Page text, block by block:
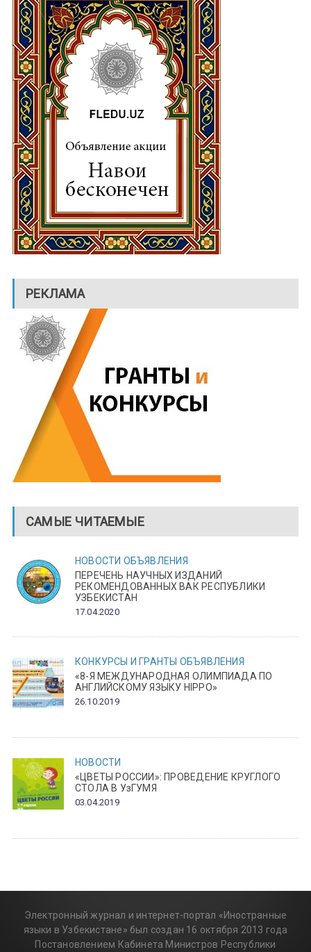
РЕКЛАМА
САМЫЕ ЧИТАЕМЫЕ
НОВОСТИ ОБЪЯВЛЕНИЯ
ПЕРЕЧЕНЬ НАУЧНЫХ ИЗДАНИЙ
РЕКОМЕНДОВАННЫХ ВАК РЕСПУБЛИКИ
УЗБЕКИСТАН
17.04.2020
КОНКУРСЫ И ГРАНТЫ ОБЪЯВЛЕНИЯ
«8-Я МЕЖДУНАРОДНАЯ ОЛИМПИАДА ПО
АНГЛИЙСКОМУ ЯЗЫКУ HIPPO»
26.10.2019
НОВОСТИ
«ЦВЕТЫ РОССИИ»: ПРОВЕДЕНИЕ КРУГЛОГО
СТОЛА В УзГУМЯ
03.04.2019
Электронный журнал и интернет-портал «Иностранные
языки в Узбекистане» был создан 16 октября 2013 года
Постановлением Кабинета Министров Республики